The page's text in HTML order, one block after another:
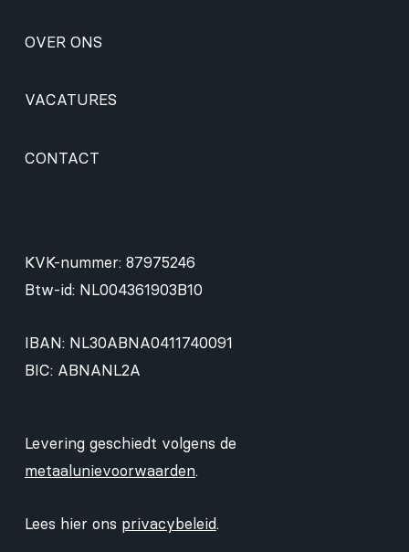
OVER ONS
VACATURES
CONTACT
KVK-nummer: 87975246
Btw-id: NL004361903B10
IBAN: NL30ABNA0411740091
BIC: ABNANL2A
Levering geschiedt volgens de
metaalunievoorwaarden.
Lees hier ons privacybeleid.